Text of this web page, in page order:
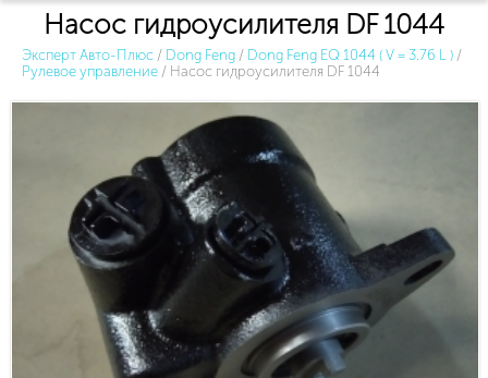
Насос гидроусилителя DF 1044
Эксперт Авто-Плюс / Dong Feng / Dong Feng EQ 1044 ( V = 3.76 L ) /
Рулевое управление / Насос гидроусилителя DF 1044